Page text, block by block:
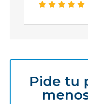
    
Pide tu